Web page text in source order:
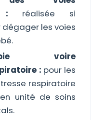
: réalisée si
les voies
voire
: pour les
respiratoire
unité de soins